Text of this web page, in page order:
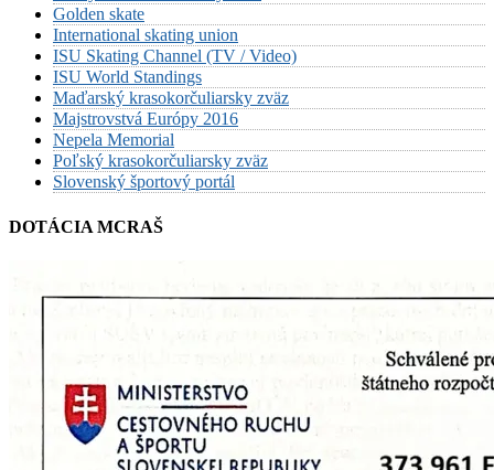
Golden skate
International skating union
ISU Skating Channel (TV / Video)
ISU World Standings
Maďarský krasokorčuliarsky zväz
Majstrovstvá Európy 2016
Nepela Memorial
Poľský krasokorčuliarsky zväz
Slovenský športový portál
DOTÁCIA MCRAŠ